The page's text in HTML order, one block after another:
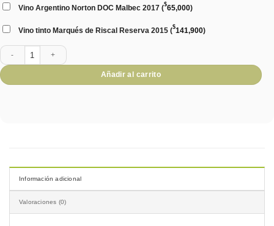
Vino Argentino Norton DOC Malbec 2017 ($65,000)
Vino tinto Marqués de Riscal Reserva 2015 ($141,900)
Caja Movie Time cantidad
Añadir al carrito
Información adicional
Valoraciones (0)